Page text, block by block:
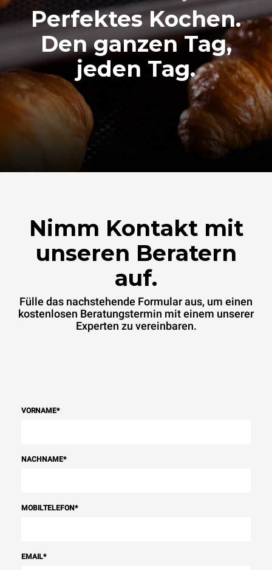
Perfektes Kochen.
Den ganzen Tag,
jeden Tag.
Nimm Kontakt mit
unseren Beratern
auf.
Fülle das nachstehende Formular aus, um einen
kostenlosen Beratungstermin mit einem unserer
Experten zu vereinbaren.
VORNAME*
NACHNAME*
MOBILTELEFON*
EMAIL*